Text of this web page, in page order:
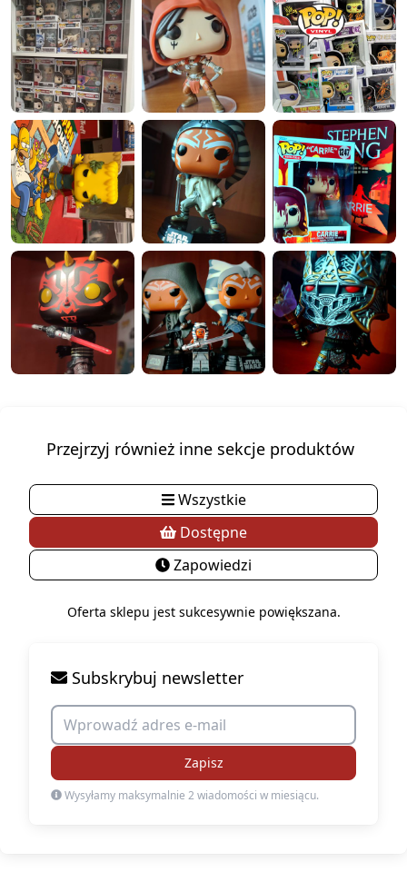
Przejrzyj również inne sekcje produktów
Wszystkie
Dostępne
Zapowiedzi
Oferta sklepu jest sukcesywnie powiększana.
Subskrybuj newsletter
Zapisz
Wysyłamy maksymalnie 2 wiadomości w miesiącu.